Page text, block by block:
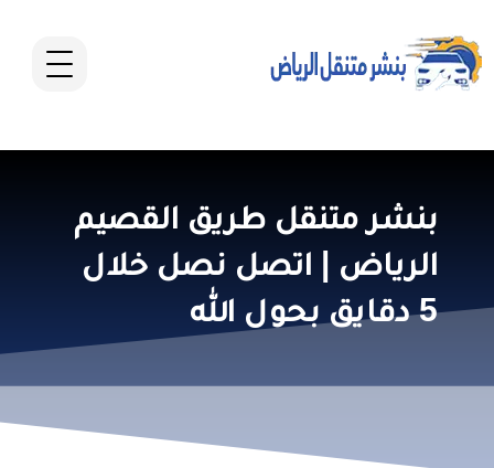
بنشر متنقل طريق القصيم
الرياض | اتصل نصل خلال
5 دقايق بحول الله